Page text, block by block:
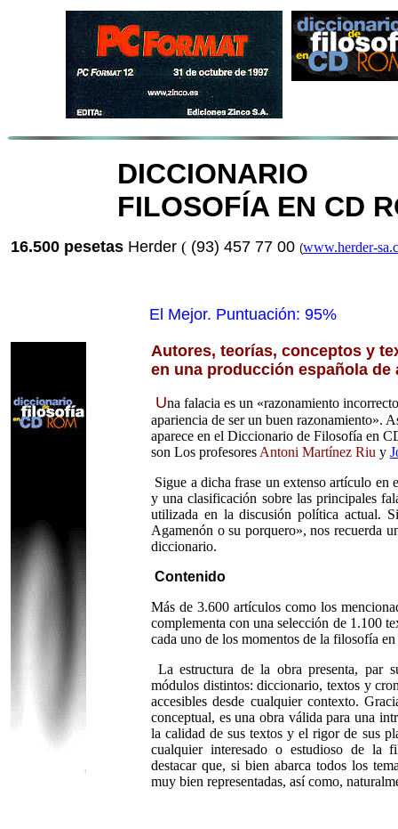
FILOSOFÍA EN CD
16.500 pesetas Herder ( (93) 457 77 00 (www.herder-
El Mejor. Puntuación: 95%
Autores, teorías, conceptos y
en una producción española de
Una falacia es un «razonamiento
apariencia de ser un buen razonamiento».
aparece en el Diccionario de Filosofía en
son Los profesores Antoni Martínez Riu y
Sigue a dicha frase un extenso artículo
y una clasificación sobre las principales
utilizada en la discusión política actual.
Agamenón o su porquero», nos recuerda
diccionario.
Contenido
Más de 3.600 artículos como los
complementa con una selección de 1.100
cada uno de los momentos de la filosofía
La estructura de la obra presenta, par
módulos distintos: diccionario, textos y
accesibles desde cualquier contexto.
conceptual, es una obra válida para una
la calidad de sus textos y el rigor de sus
cualquier interesado o estudioso de la
destacar que, si bien abarca todos los
muy bien representadas, así como,